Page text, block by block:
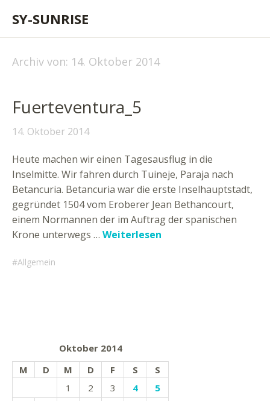
SY-SUNRISE
Archiv von: 14. Oktober 2014
Fuerteventura_5
14. Oktober 2014
Heute machen wir einen Tagesausflug in die
Inselmitte. Wir fahren durch Tuineje, Paraja nach
Betancuria. Betancuria war die erste Inselhauptstadt,
gegründet 1504 vom Eroberer Jean Bethancourt,
einem Normannen der im Auftrag der spanischen
Krone unterwegs … Weiterlesen
Allgemein
Oktober 2014
M
D M D F S
S
1
2 3 4
5